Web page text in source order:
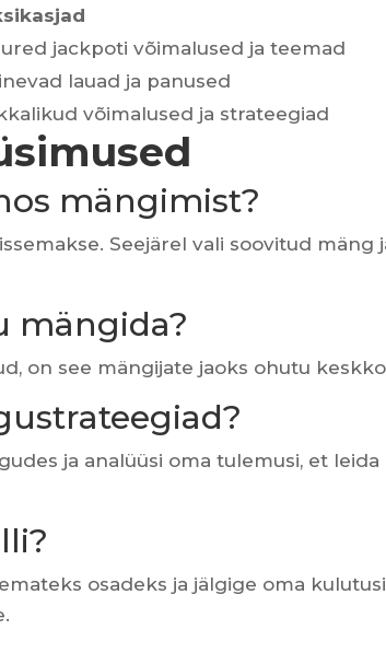
jackpoti võimalused ja teemad
lauad ja panused
võimalused ja strateegiad
mängimist?
Seejärel vali soovitud mäng
mängida?
on see mängijate jaoks ohutu
ja analüüsi oma tulemusi, et leida
osadeks ja jälgige oma